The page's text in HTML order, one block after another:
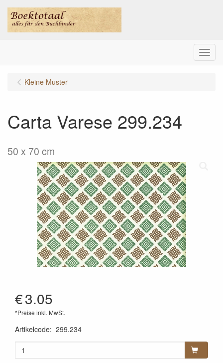
Menu
Kleine Muster
Carta Varese 299.234
50 x 70 cm
€3.05
*Preise inkl. MwSt.
Artikelcode: 299.234